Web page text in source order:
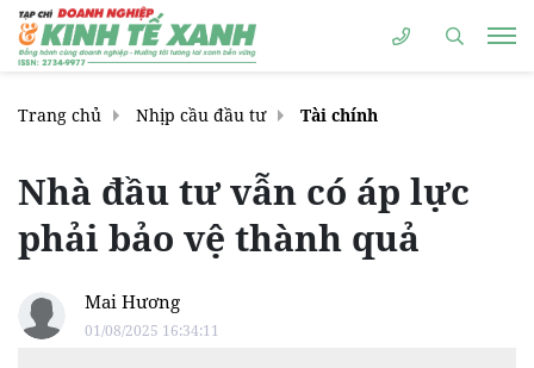
Trang chủ Nhịp cầu đầu tư Tài chính
Nhà đầu tư vẫn có áp lực
phải bảo vệ thành quả
Mai Hương
01/08/2025 16:34:11